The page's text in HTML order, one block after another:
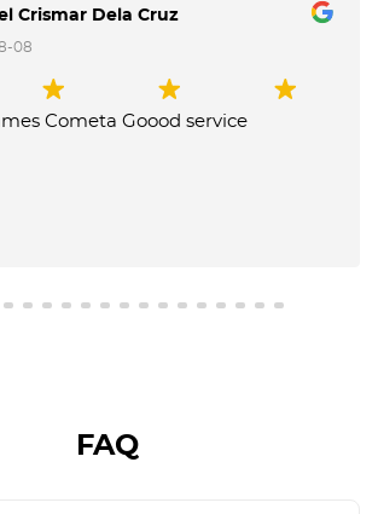
Crismar Dela Cruz
08
Cometa Goood service
FAQ